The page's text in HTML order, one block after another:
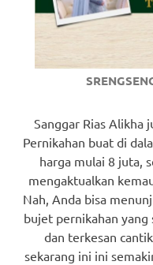
Sanggar Rias Alikha
Pernikahan buat di
harga mulai 8 juta,
mengaktualkan
Nah, Anda bisa
bujet pernikahan yang
dan terkesan
sekarang ini ini